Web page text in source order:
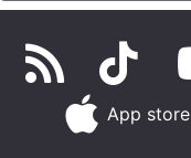
App store